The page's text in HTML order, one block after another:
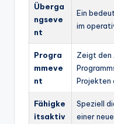
Überga
ngseve
nt
Ein
im
Progra
mmeve
nt
Zeigt den
Projekten
Fähigke
itsaktiv
Speziell
einer